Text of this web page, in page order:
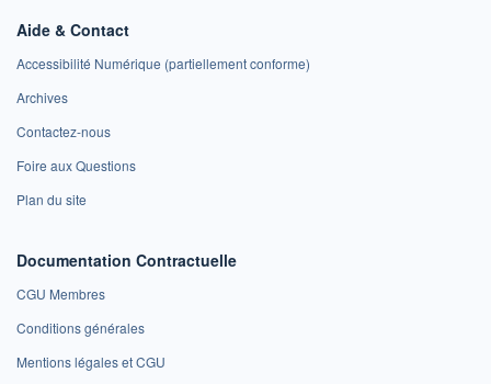
Aide & Contact
Accessibilité Numérique (partiellement conforme)
Archives
Contactez-nous
Foire aux Questions
Plan du site
Documentation Contractuelle
CGU Membres
Conditions générales
Mentions légales et CGU